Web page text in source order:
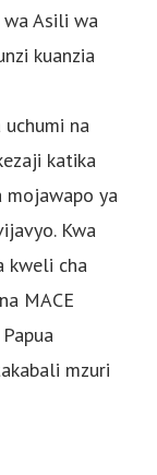
Asili wa
kuanzia
na
katika
mojawapo ya
Kwa
kweli cha
MACE
mzuri